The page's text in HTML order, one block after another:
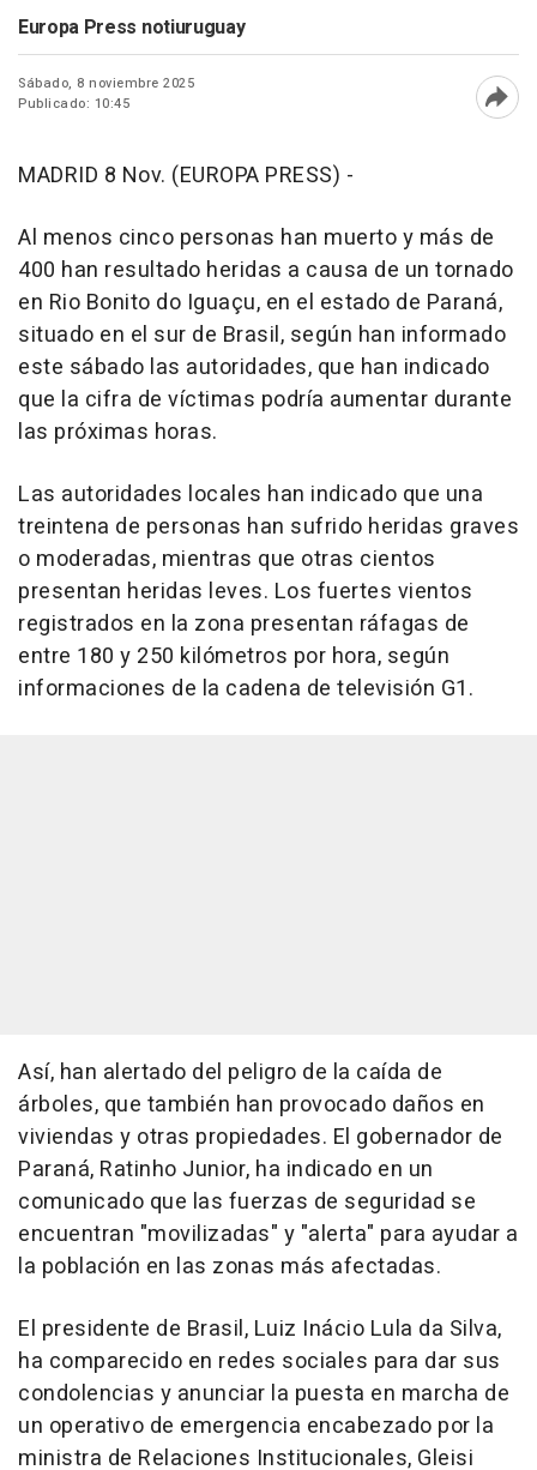
Europa Press notiuruguay
Sábado, 8 noviembre 2025
Publicado: 10:45
MADRID 8 Nov. (EUROPA PRESS) -
Al menos cinco personas han muerto y más de
400 han resultado heridas a causa de un tornado
en Rio Bonito do Iguaçu, en el estado de Paraná,
situado en el sur de Brasil, según han informado
este sábado las autoridades, que han indicado
que la cifra de víctimas podría aumentar durante
las próximas horas.
Las autoridades locales han indicado que una
treintena de personas han sufrido heridas graves
o moderadas, mientras que otras cientos
presentan heridas leves. Los fuertes vientos
registrados en la zona presentan ráfagas de
entre 180 y 250 kilómetros por hora, según
informaciones de la cadena de televisión G1.
Así, han alertado del peligro de la caída de
árboles, que también han provocado daños en
viviendas y otras propiedades. El gobernador de
Paraná, Ratinho Junior, ha indicado en un
comunicado que las fuerzas de seguridad se
encuentran "movilizadas" y "alerta" para ayudar a
la población en las zonas más afectadas.
El presidente de Brasil, Luiz Inácio Lula da Silva,
ha comparecido en redes sociales para dar sus
condolencias y anunciar la puesta en marcha de
un operativo de emergencia encabezado por la
ministra de Relaciones Institucionales, Gleisi